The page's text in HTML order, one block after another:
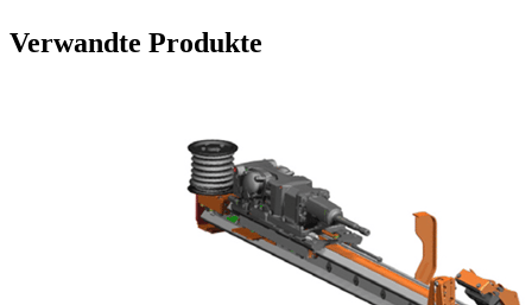
Verwandte Produkte